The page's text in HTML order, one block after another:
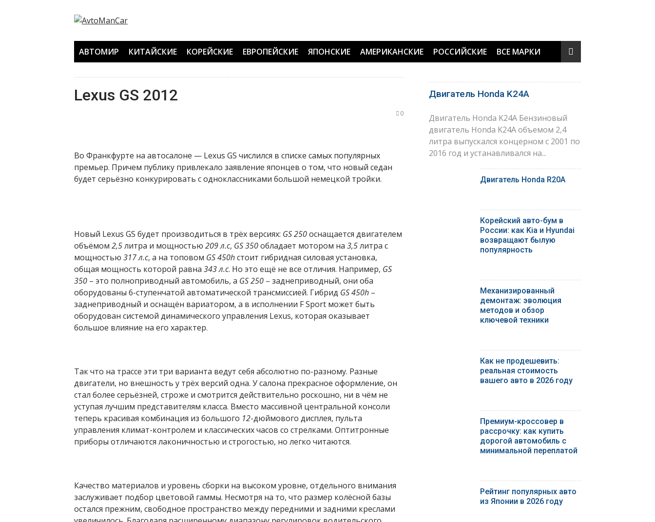
АВТОМИР КИТАЙСКИЕ КОРЕЙСКИЕ ЕВРОПЕЙСКИЕ ЯПОНСКИЕ АМЕРИКАНСКИЕ РОССИЙСКИЕ ВСЕ МАРКИ
Lexus GS 2012
0
Во Франкфурте на автосалоне — Lexus GS числился в списке самых популярных
премьер. Причем публику привлекало заявление японцев о том, что новый седан
будет серьёзно конкурировать с одноклассниками большой немецкой тройки.
Новый Lexus GS будет производиться в трёх версиях: GS 250оснащается двигателем
объёмом 2,5литра и мощностью 209 л.с, GS 350обладает мотором на 3,5литра с
мощностью 317 л.с, а на топовом GS 450hстоит гибридная силовая установка,
общая мощность которой равна 343 л.с. Но это ещё не все отличия. Например, GS
350 – это полноприводный автомобиль, а GS 250 – заднеприводный, они оба
оборудованы 6-ступенчатой автоматической трансмиссией. Гибрид GS 450h –
заднеприводный и оснащён вариатором, а в исполнении F Sport может быть
оборудован системой динамического управления Lexus, которая оказывает
большое влияние на его характер.
Так что на трассе эти три варианта ведут себя абсолютно по-разному. Разные
двигатели, но внешность у трёх версий одна. У салона прекрасное оформление, он
стал более серьёзней, строже и смотрится действительно роскошно, ни в чём не
уступая лучшим представителям класса. Вместо массивной центральной консоли
теперь красивая комбинация из большого 12-дюймового дисплея, пульта
управления климат-контролем и классических часов со стрелками. Оптитронные
приборы отличаются лаконичностью и строгостью, но легко читаются.
Качество материалов и уровень сборки на высоком уровне, отдельного внимания
заслуживает подбор цветовой гаммы. Несмотря на то, что размер колёсной базы
остался прежним, свободное пространство между передними и задними креслами
Двигатель Honda K24A
Двигатель Honda K24A Бензиновый
двигатель Honda K24A объемом 2,4
литра выпускался концерном с 2001 по
2016 год и устанавливался на...
Двигатель Honda R20A
Корейский авто-бум в
России: как Kia и Hyundai
возвращают былую
популярность
Механизированный
демонтаж: эволюция
методов и обзор
ключевой техники
Как не продешевить:
реальная стоимость
вашего авто в 2026 году
Премиум-кроссовер в
рассрочку: как купить
дорогой автомобиль с
минимальной переплатой
Рейтинг популярных авто
из Японии в 2026 году